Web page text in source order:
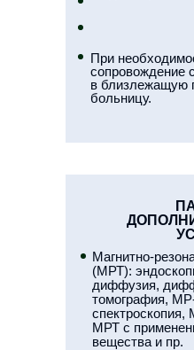
Магнитно-
(МРТ):
диффузия,
томография,
спектроскопия,
МРТ с
вещества и пр.
При
сопровождение
в близлежащую
больницу.